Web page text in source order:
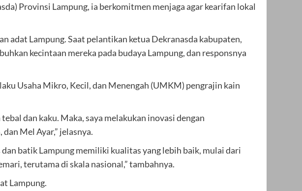
Provinsi Lampung, ia berkomitmen menjaga agar kearifan lokal
adat Lampung. Saat pelantikan ketua Dekranasda kabupaten,
kecintaan mereka pada budaya Lampung, dan responsnya
Usaha Mikro, Kecil, dan Menengah (UMKM) pengrajin kain
dan kaku. Maka, saya melakukan inovasi dengan
Mel Ayar,” jelasnya.
batik Lampung memiliki kualitas yang lebih baik, mulai dari
terutama di skala nasional,” tambahnya.
Lampung.